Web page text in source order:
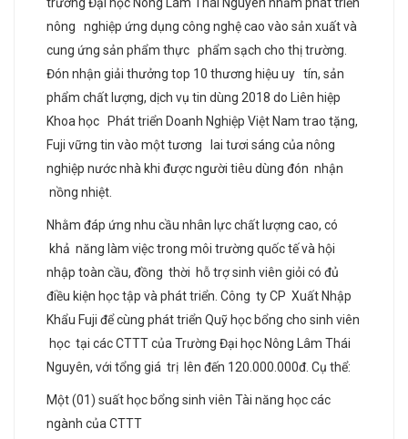
trường Đại học Nông Lâm Thái Nguyên nhằm phát triển
nông nghiệp ứng dụng công nghệ cao vào sản xuất và
cung ứng sản phẩm thực phẩm sạch cho thị trường.
Đón nhận giải thưởng top 10 thương hiệu uy tín, sản
phẩm chất lượng, dịch vụ tin dùng 2018 do Liên hiệp
Khoa học Phát triển Doanh Nghiệp Việt Nam trao tặng,
Fuji vững tin vào một tương lai tươi sáng của nông
nghiệp nước nhà khi được người tiêu dùng đón nhận
nồng nhiệt.
Nhằm đáp ứng nhu cầu nhân lực chất lượng cao, có
khả năng làm việc trong môi trường quốc tế và hội
nhập toàn cầu, đồng thời hỗ trợ sinh viên giỏi có đủ
điều kiện học tập và phát triển. Công ty CP Xuất Nhập
Khẩu Fuji để cùng phát triển Quỹ học bổng cho sinh viên
học tại các CTTT của Trường Đại học Nông Lâm Thái
Nguyên, với tổng giá trị lên đến 120.000.000đ. Cụ thể:
Một (01) suất học bổng sinh viên Tài năng học các
ngành của CTTT